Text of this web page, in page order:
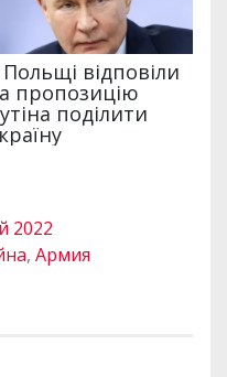
2022
, Армия